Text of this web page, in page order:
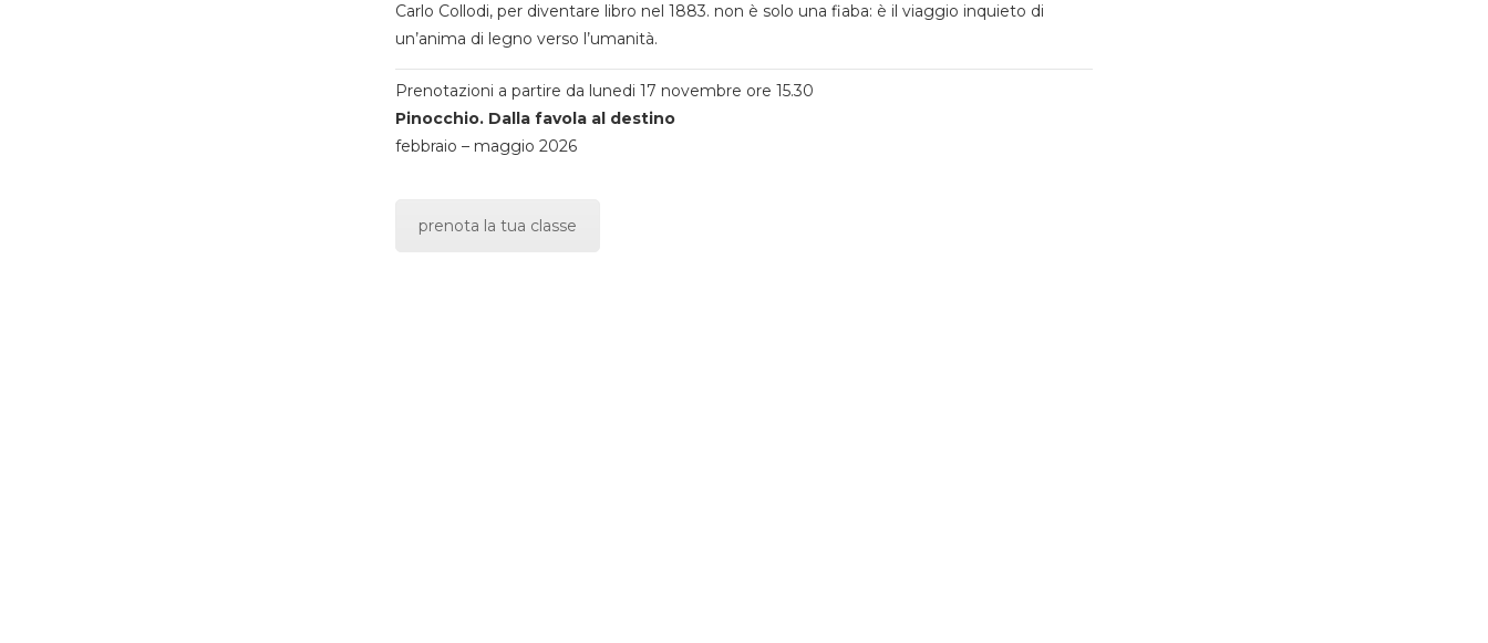
Carlo Collodi, per diventare libro nel 1883. non è solo una fiaba: è il viaggio inquieto di
un’anima di legno verso l’umanità.
Prenotazioni a partire da lunedi 17 novembre ore 15.30
Pinocchio. Dalla favola al destino
febbraio – maggio 2026
prenota la tua classe